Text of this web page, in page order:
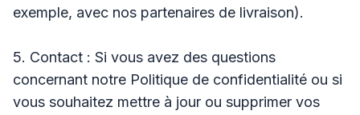
exemple, avec nos partenaires de livraison).
5. Contact : Si vous avez des questions
concernant notre Politique de confidentialité ou si
vous souhaitez mettre à jour ou supprimer vos